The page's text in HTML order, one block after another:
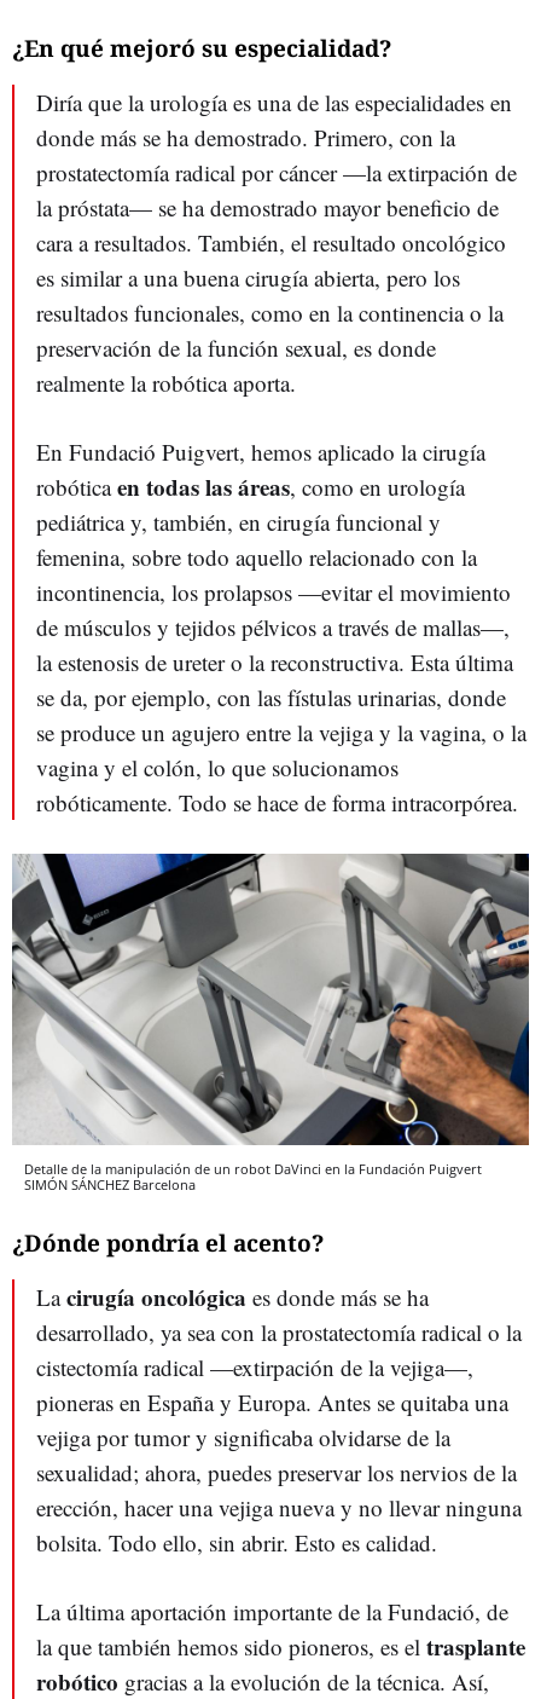
¿En qué mejoró su especialidad?
Diría que la urología es una de las especialidades en
donde más se ha demostrado. Primero, con la
prostatectomía radical por cáncer—la extirpación de
la próstata— se ha demostrado mayor beneficio de
cara a resultados. También, el resultado oncológico
es similar a una buena cirugía abierta, pero los
resultados funcionales, como en la continencia o la
preservación de la función sexual, es donde
realmente la robótica aporta.
En Fundació Puigvert, hemos aplicado la cirugía
robóticaen todas las áreas, como en urología
pediátrica y, también, en cirugía funcional y
femenina, sobre todo aquello relacionado con la
incontinencia, los prolapsos —evitar el movimiento
de músculos y tejidos pélvicos a través de mallas—,
la estenosis de ureter o la reconstructiva. Esta última
se da, por ejemplo, con las fístulas urinarias, donde
se produce un agujero entre la vejiga y la vagina, o la
vagina y el colón, lo que solucionamos
robóticamente. Todo se hace de forma intracorpórea.
Detalle de la manipulación de un robot DaVinci en la Fundación Puigvert
SIMÓN SÁNCHEZ Barcelona
¿Dónde pondría el acento?
Lacirugía oncológica es donde más se ha
desarrollado, ya sea con la prostatectomía radical o la
cistectomía radical —extirpación de la vejiga—,
pioneras en España y Europa. Antes se quitaba una
vejiga por tumor y significaba olvidarse de la
sexualidad; ahora, puedes preservar los nervios de la
erección, hacer una vejiga nueva y no llevar ninguna
bolsita. Todo ello, sin abrir. Esto es calidad.
La última aportación importante de la Fundació, de
la que también hemos sido pioneros, es el trasplante
robótico gracias a la evolución de la técnica. Así,